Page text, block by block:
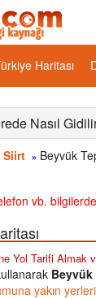
Haritası
Nasıl
Siirt » Beyvük
vb.
Yol Tarifi Almak
Beyvük
yakın